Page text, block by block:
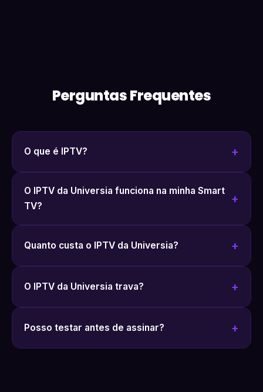
Perguntas Frequentes
O que é IPTV?
O IPTV da Universia funciona na minha Smart
TV?
Quanto custa o IPTV da Universia?
O IPTV da Universia trava?
Posso testar antes de assinar?